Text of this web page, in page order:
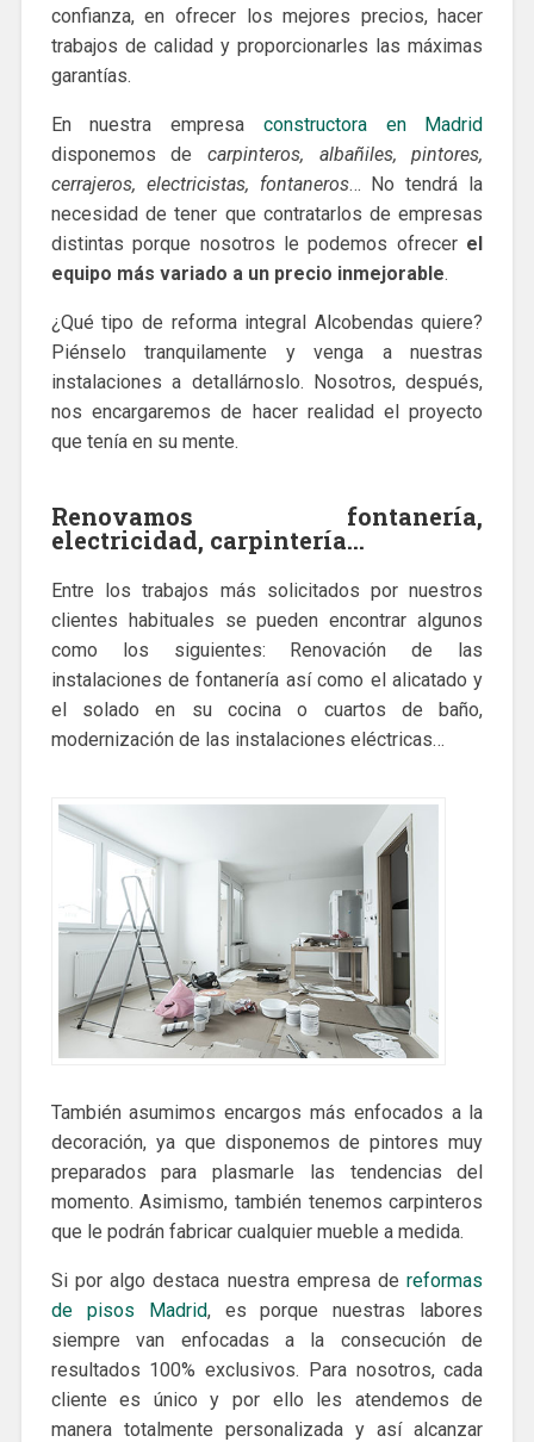
confianza, en ofrecer los mejores precios, hacer
trabajos de calidad y proporcionarles las máximas
garantías.
En nuestra empresa constructora en Madrid
disponemos de carpinteros, albañiles, pintores,
cerrajeros, electricistas, fontaneros… No tendrá la
necesidad de tener que contratarlos de empresas
distintas porque nosotros le podemos ofrecer el
equipo más variado a un precio inmejorable.
¿Qué tipo de reforma integral Alcobendas quiere?
Piénselo tranquilamente y venga a nuestras
instalaciones a detallárnoslo. Nosotros, después,
nos encargaremos de hacer realidad el proyecto
que tenía en su mente.
Renovamos fontanería,
electricidad, carpintería…
Entre los trabajos más solicitados por nuestros
clientes habituales se pueden encontrar algunos
como los siguientes: Renovación de las
instalaciones de fontanería así como el alicatado y
el solado en su cocina o cuartos de baño,
modernización de las instalaciones eléctricas…
También asumimos encargos más enfocados a la
decoración, ya que disponemos de pintores muy
preparados para plasmarle las tendencias del
momento. Asimismo, también tenemos carpinteros
que le podrán fabricar cualquier mueble a medida.
Si por algo destaca nuestra empresa dereformas
de pisos Madrid, es porque nuestras labores
siempre van enfocadas a la consecución de
resultados 100% exclusivos. Para nosotros, cada
cliente es único y por ello les atendemos de
manera totalmente personalizada y así alcanzar